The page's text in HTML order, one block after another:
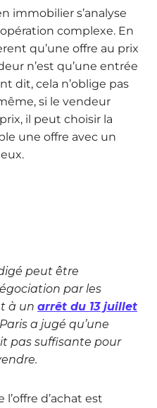
immobilier s’analyse
complexe. En
qu’une offre au prix
n’est qu’une entrée
dit, cela n’oblige pas
si le vendeur
il peut choisir la
une offre avec un
peut être
par les
à un arrêt du 13 juillet
a jugé qu’une
pas suffisante pour
d’achat est